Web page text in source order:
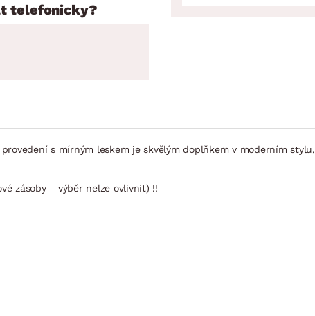
telefonicky?
s mírným leskem je skvělým doplňkem v moderním
zásoby – výběr nelze ovlivnit) !!